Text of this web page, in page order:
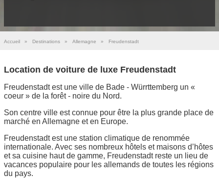
Accueil » Destinations » Allemagne » Freudenstadt
Location de voiture de luxe Freudenstadt
Freudenstadt est une ville de Bade - Würrttemberg un «
coeur » de la forêt - noire du Nord.
Son centre ville est connue pour être la plus grande place de
marché en Allemagne et en Europe.
Freudenstadt est une station climatique de renommée
internationale. Avec ses nombreux hôtels et maisons d’hôtes
et sa cuisine haut de gamme, Freudenstadt reste un lieu de
vacances populaire pour les allemands de toutes les régions
du pays.